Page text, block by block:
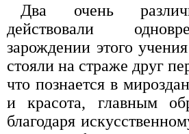
Два очень
действовали
зарождении этого
стояли на страже друг
что познается в
и красота, главным
благодаря